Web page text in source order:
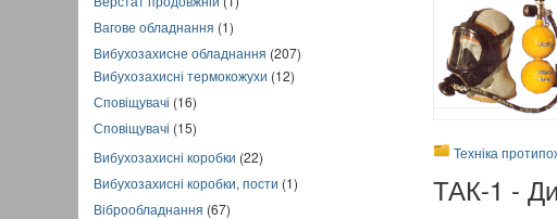
Вагове обладнання (1)
Вибухозахисне обладнання (207)
Вибухозахисні термокожухи (12)
Сповіщувачі (16)
Сповіщувачі (15)
Вибухозахисні коробки (22)
Вибухозахисні коробки, пости (1)
Віброобладнання (67)
Техніка
ТАК-1 -